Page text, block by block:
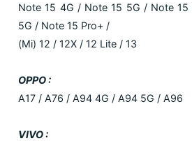
Note 15 4G / Note 15 5G / Note
5G / Note 15 Pro+ /
(Mi) 12 / 12X / 12 Lite / 13
OPPO :
A17 / A76 / A94 4G / A94 5G / A96
VIVO :